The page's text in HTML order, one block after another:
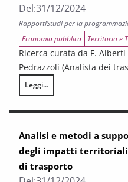
Del:31/12/2024
RapportiStudi per la
Economia pubblica
Territorio e
Ricerca curata da F.
Pedrazzoli (Analista dei
Leggi...
Compatibilità urbanistiche e
Analisi e metodi a
degli impatti
di trasporto